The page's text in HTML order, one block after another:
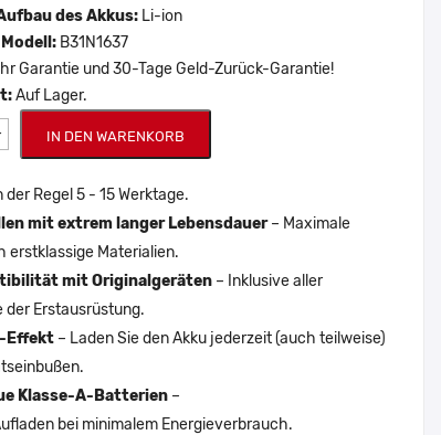
des Akkus: Li-ion
B31N1637
Garantie und 30-Tage Geld-Zurück-Garantie!
Auf Lager.
IN DEN WARENKORB
der Regel 5 - 15 Werktage.
mit extrem langer Lebensdauer– Maximale
erstklassige Materialien.
mit Originalgeräten – Inklusive aller
der Erstausrüstung.
Effekt – Laden Sie den Akku jederzeit (auch teilweise)
Klasse-A-Batterien –
bei minimalem Energieverbrauch.